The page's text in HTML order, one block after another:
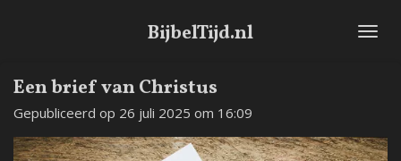
de
BijbelTijd.nl
Een brief van Christus
Gepubliceerd op 26 juli 2025 om 16:09